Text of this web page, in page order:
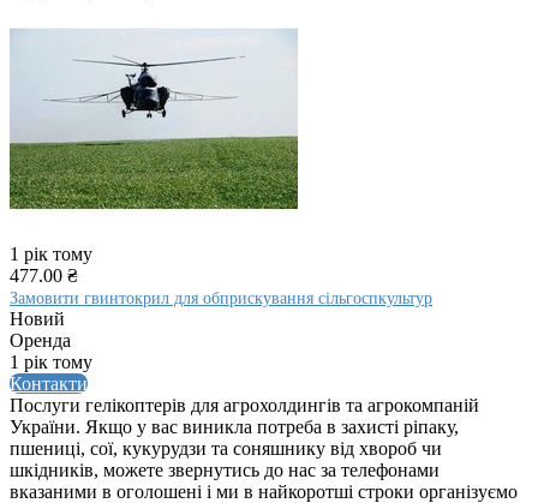
1 рік тому
477.00 ₴
Замовити гвинтокрил для обприскування сільгоспкультур
Новий
Оренда
1 рік тому
Контакти
Послуги гелікоптерів для агрохолдингів та агрокомпаній
України. Якщо у вас виникла потреба в захисті ріпаку,
пшениці, сої, кукурудзи та соняшнику від хвороб чи
шкідників, можете звернутись до нас за телефонами
вказаними в оголошені і ми в найкоротші строки організуємо